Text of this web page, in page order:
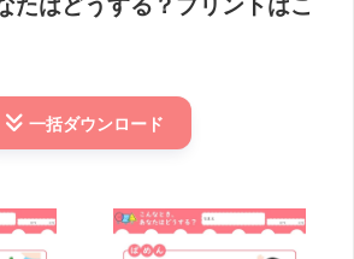
一括ダウンロード